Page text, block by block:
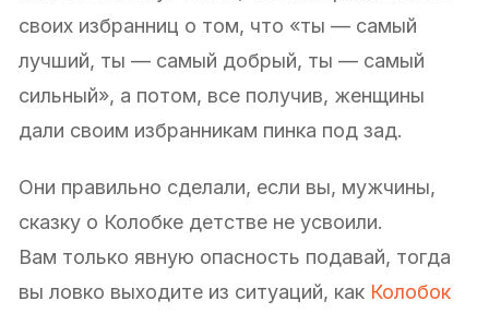
своих избранниц о том, что «ты — самый
лучший, ты — самый добрый, ты — самый
сильный», а потом, все получив, женщины
дали своим избранникам пинка под зад.
Они правильно сделали, если вы, мужчины,
сказку о Колобке детстве не усвоили.
Вам только явную опасность подавай, тогда
вы ловко выходите из ситуаций, как Колобок